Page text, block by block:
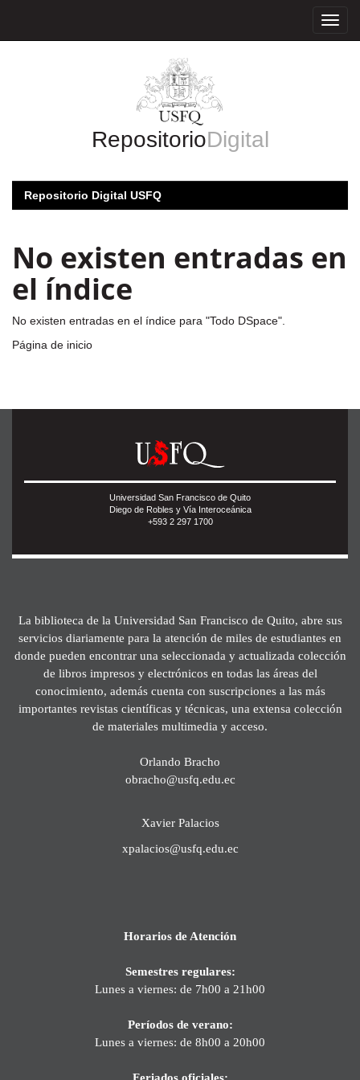
RepositorioDigital
Repositorio Digital USFQ
No existen entradas en
el índice
No existen entradas en el índice para "Todo DSpace".
Página de inicio
Universidad San Francisco de Quito
Diego de Robles y Vía Interoceánica
+593 2 297 1700
La biblioteca de la Universidad San Francisco de Quito, abre sus
servicios diariamente para la atención de miles de estudiantes en
donde pueden encontrar una seleccionada y actualizada colección
de libros impresos y electrónicos en todas las áreas del
conocimiento, además cuenta con suscripciones a las más
importantes revistas científicas y técnicas, una extensa colección
de materiales multimedia y acceso.
Orlando Bracho
obracho@usfq.edu.ec
Xavier Palacios
xpalacios@usfq.edu.ec
Horarios de Atención
Semestres regulares:
Lunes a viernes: de 7h00 a 21h00
Períodos de verano:
Lunes a viernes: de 8h00 a 20h00
Feriados oficiales: